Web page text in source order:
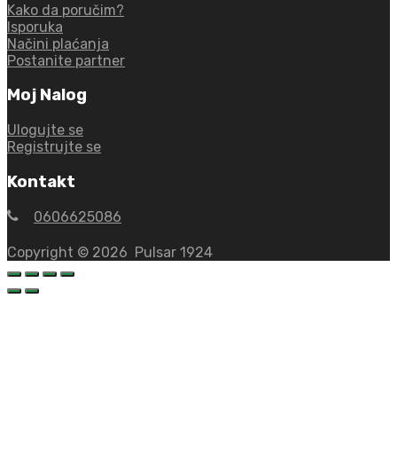
Kako da poručim?
Isporuka
Načini plaćanja
Postanite partner
Moj Nalog
Ulogujte se
Registrujte se
Kontakt
0606625086
Copyright © 2026 Pulsar 1924